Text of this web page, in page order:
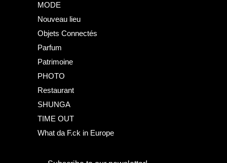
MODE
Nouveau lieu
Objets Connectés
Parfum
Patrimoine
PHOTO
Restaurant
SHUNGA
TIME OUT
What da F.ck in Europe